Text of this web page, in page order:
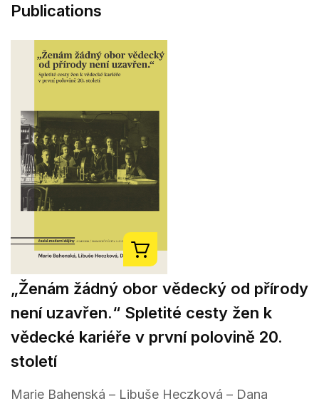
Publications
„Ženám žádný obor vědecký od přírody
není uzavřen.“ Spletité cesty žen k
vědecké kariéře v první polovině 20.
století
Marie Bahenská – Libuše Heczková – Dana